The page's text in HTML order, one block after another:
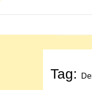
content
Tag: